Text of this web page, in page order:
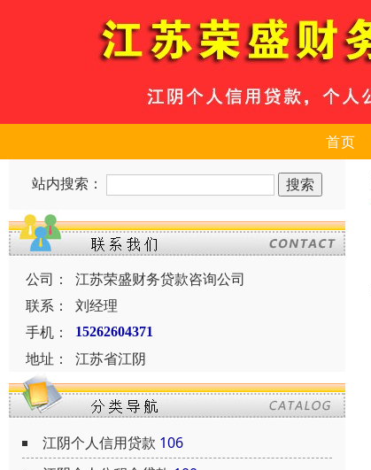
首页
站内搜索：
公司：
江苏荣盛财务贷款咨询公司
联系：
刘经理
手机：
15262604371
地址： 江苏省江阴
江阴个人信用贷款 106